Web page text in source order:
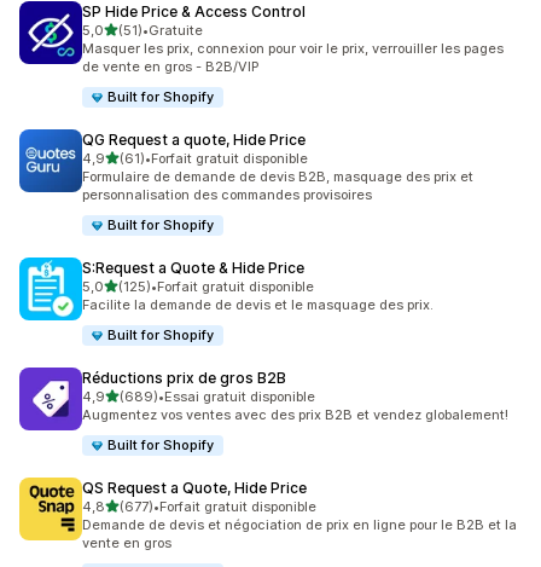
SP Hide Price & Access Control
5,0étoile(s) sur 5
(51)
51 avis au total
•Gratuite
Masquer les prix, connexion pour voir le prix, verrouiller les pages
de vente en gros - B2B/VIP
Built for Shopify
QG Request a quote, Hide Price
4,9étoile(s) sur 5
(61)
61 avis au total
•Forfait gratuit disponible
Formulaire de demande de devis B2B, masquage des prix et
personnalisation des commandes provisoires
Built for Shopify
S:Request a Quote & Hide Price
5,0étoile(s) sur 5
(125)
125 avis au total
•Forfait gratuit disponible
Facilite la demande de devis et le masquage des prix.
Built for Shopify
Réductions prix de gros B2B
4,9étoile(s) sur 5
(689)
689 avis au total
•Essai gratuit disponible
Augmentez vos ventes avec des prix B2B et vendez globalement!
Built for Shopify
QS Request a Quote, Hide Price
4,8étoile(s) sur 5
(677)
677 avis au total
•Forfait gratuit disponible
Demande de devis et négociation de prix en ligne pour le B2B et la
vente en gros